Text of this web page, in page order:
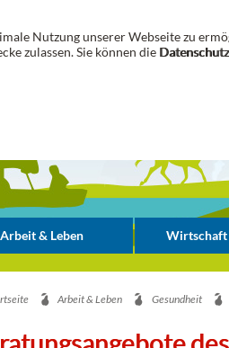
Nutzung unserer Webseite zu
zulassen. Sie können die
Arbeit & Leben Wirtschaft
Arbeit & Leben Gesundheit